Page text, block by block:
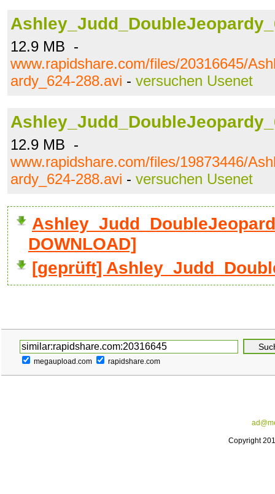
12.9 MB -
www.rapidshare.com/files/20316645/
ardy_624-288.avi - versuchen Usenet
12.9 MB -
www.rapidshare.com/files/19873446/
ardy_624-288.avi - versuchen Usenet
DOWNLOAD]
[geprüft]
megaupload.com rapidshare.com
Copyright